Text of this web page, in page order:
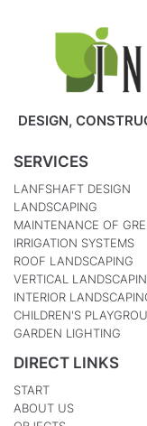
DESIGN,
SERVICES
LANFSHAFT DESIGN
LANDSCAPING
MAINTENANCE OF
IRRIGATION SYSTEMS
ROOF LANDSCAPING
VERTICAL
INTERIOR
CHILDREN'S
GARDEN LIGHTING
DIRECT LINKS
START
ABOUT US